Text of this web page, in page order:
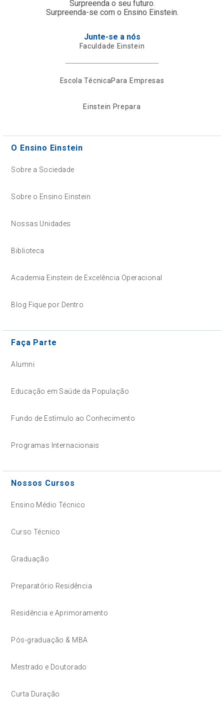
Surpreenda o seu futuro.
Surpreenda-se com o Ensino Einstein.
Junte-se a nós
Faculdade Einstein
Escola TécnicaPara Empresas
Einstein Prepara
O Ensino Einstein
Sobre a Sociedade
Sobre o Ensino Einstein
Nossas Unidades
Biblioteca
Academia Einstein de Excelência Operacional
Blog Fique por Dentro
Faça Parte
Alumni
Educação em Saúde da População
Fundo de Estímulo ao Conhecimento
Programas Internacionais
Nossos Cursos
Ensino Médio Técnico
Curso Técnico
Graduação
Preparatório Residência
Residência e Aprimoramento
Pós-graduação & MBA
Mestrado e Doutorado
Curta Duração